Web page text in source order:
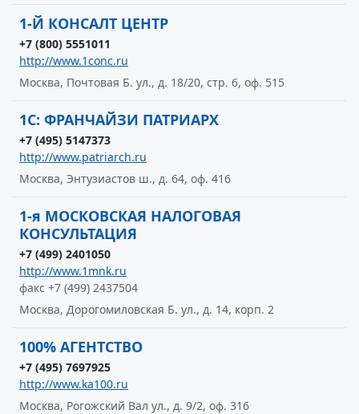
1-Й КОНСАЛТ ЦЕНТР
+7 (800) 5551011
http://www.1conc.ru
Москва, Почтовая Б. ул., д. 18/20, стр. 6, оф. 515
1С: ФРАНЧАЙЗИ ПАТРИАРХ
+7 (495) 5147373
http://www.patriarch.ru
Москва, Энтузиастов ш., д. 64, оф. 416
1-я МОСКОВСКАЯ НАЛОГОВАЯ
КОНСУЛЬТАЦИЯ
+7 (499) 2401050
http://www.1mnk.ru
факс +7 (499) 2437504
Москва, Дорогомиловская Б. ул., д. 14, корп. 2
100% АГЕНТСТВО
+7 (495) 7697925
http://www.ka100.ru
Москва, Рогожский Вал ул., д. 9/2, оф. 316